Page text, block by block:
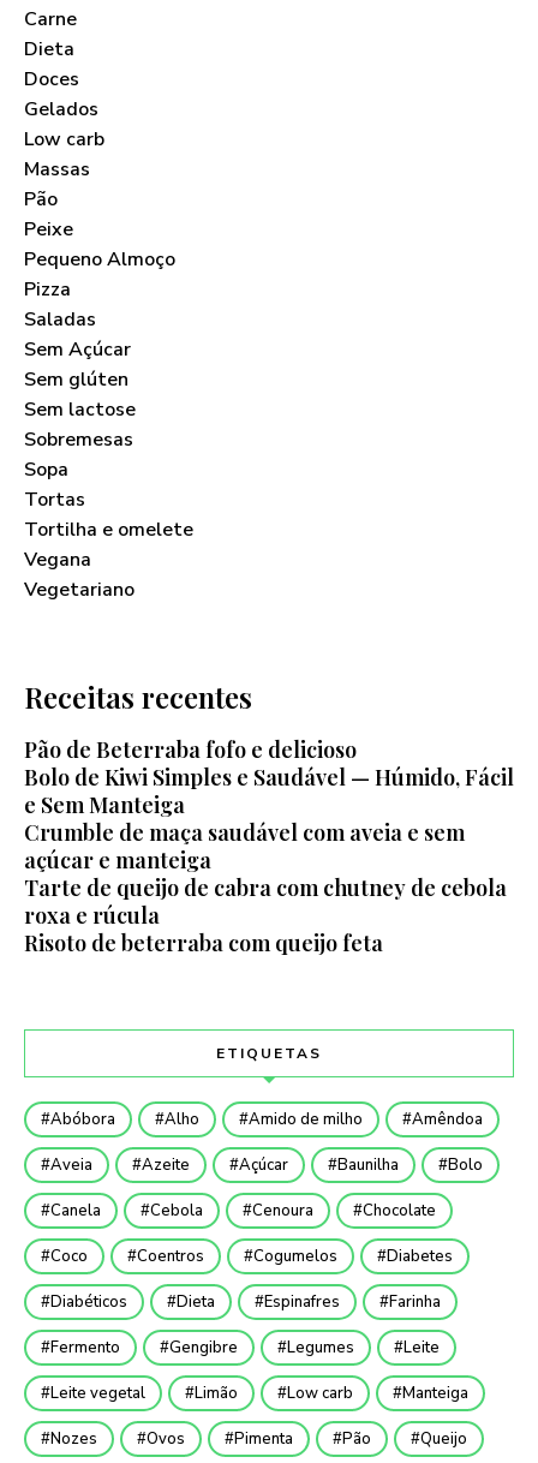
Carne
Dieta
Doces
Gelados
Low carb
Massas
Pão
Peixe
Pequeno Almoço
Pizza
Saladas
Sem Açúcar
Sem glúten
Sem lactose
Sobremesas
Sopa
Tortas
Tortilha e omelete
Vegana
Vegetariano
Receitas recentes
Pão de Beterraba fofo e delicioso
Bolo de Kiwi Simples e Saudável — Húmido, Fácil
e Sem Manteiga
Crumble de maça saudável com aveia e sem
açúcar e manteiga
Tarte de queijo de cabra com chutney de cebola
roxa e rúcula
Risoto de beterraba com queijo feta
ETIQUETAS
Abóbora Alho Amido de milho Amêndoa
Aveia Azeite Açúcar Baunilha Bolo
Canela Cebola Cenoura Chocolate
Coco Coentros Cogumelos Diabetes
Diabéticos Dieta Espinafres Farinha
Fermento Gengibre Legumes Leite
Leite vegetal Limão Low carb Manteiga
Nozes Ovos Pimenta Pão Queijo